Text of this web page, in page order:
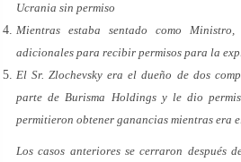
Ucrania sin permiso
Mientras estaba sentado como
adicionales para recibir permisos para la
El Sr. Zlochevsky era el dueño de dos
parte de Burisma Holdings y le dio
permitieron obtener ganancias mientras era
Los casos anteriores se cerraron después